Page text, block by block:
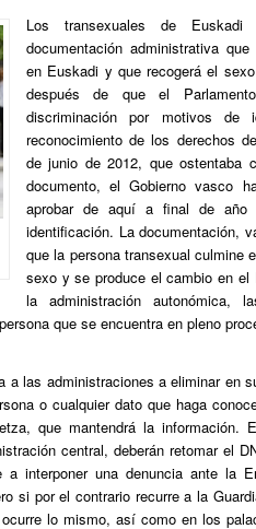
Los transexuales de
documentación administrativa
en Euskadi y que recogerá el
después de que el
discriminación por motivos
reconocimiento de los derechos
de junio de 2012, que ostentaba
documento, el Gobierno vasco
aprobar de aquí a final de año
identificación. La documentación,
que la persona transexual culmine
sexo y se produce el cambio en
la administración autonómica,
que se encuentra en pleno
a las administraciones a eliminar en
o cualquier dato que haga
que mantendrá la información.
central, deberán retomar el
interponer una denuncia ante la
si por el contrario recurre a la
lo mismo, así como en los